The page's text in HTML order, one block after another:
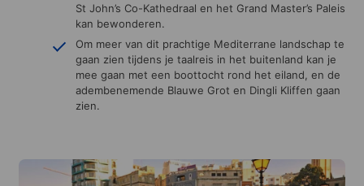
St John’s Co-Kathedraal en het Grand Master’s Paleis
kan bewonderen.
Om meer van dit prachtige Mediterrane landschap te
gaan zien tijdens je taalreis in het buitenland kan je
mee gaan met een boottocht rond het eiland, en de
adembenemende Blauwe Grot en Dingli Kliffen gaan
zien.